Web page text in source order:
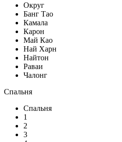
Округ
Банг Тао
Камала
Карон
Май Као
Най Харн
Найтон
Раваи
Чалонг
Спальня
Спальня
1
2
3